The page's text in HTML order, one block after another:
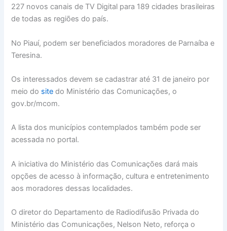
227 novos canais de TV Digital para 189 cidades brasileiras
de todas as regiões do país.
No Piauí, podem ser beneficiados moradores de Parnaíba e
Teresina.
Os interessados devem se cadastrar até 31 de janeiro por
meio do sitedo Ministério das Comunicações, o
gov.br/mcom.
A lista dos municípios contemplados também pode ser
acessada no portal.
A iniciativa do Ministério das Comunicações dará mais
opções de acesso à informação, cultura e entretenimento
aos moradores dessas localidades.
O diretor do Departamento de Radiodifusão Privada do
Ministério das Comunicações, Nelson Neto, reforça o